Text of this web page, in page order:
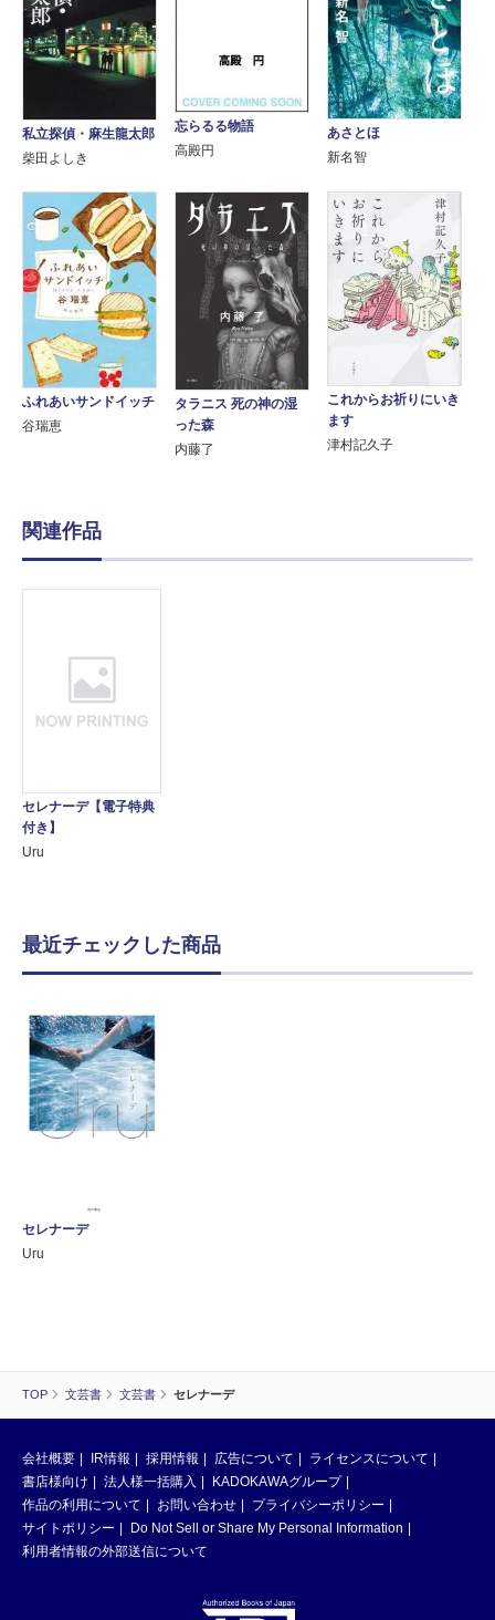
TOP 文芸書 文芸書 セレナーデ
私立探偵・麻生龍太郎
柴田よしき
忘らるる物語
高殿円
あさとほ
新名智
ふれあいサンドイッチ
谷瑞恵
タラニス 死の神の湿
った森
内藤了
これからお祈りにいき
ます
津村記久子
関連作品
セレナーデ【電子特典
付き】
Uru
最近チェックした商品
セレナーデ
Uru
会社概要 IR情報 採用情報 広告について
ライセンスについて
書店様向け
法人様一括購入
KADOKAWAグループ
作品の利用について
お問い合わせ
プライバシーポリシー
サイトポリシー
Do Not Sell or Share My Personal Information
利用者情報の外部送信について